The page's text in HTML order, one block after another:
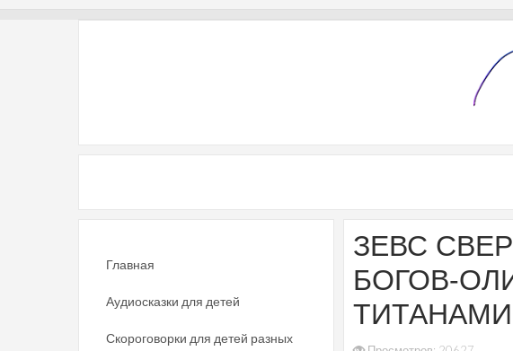
ЗЕВС
БОГОВ-
ТИТАНАМИ
Главная
Аудиосказки для детей
Скороговорки для детей разных